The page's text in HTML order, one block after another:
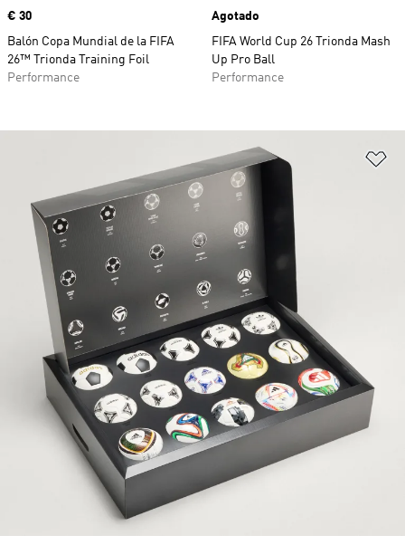
Precio
€ 30
Balón Copa Mundial de la FIFA
26™ Trionda Training Foil
Performance
Agotado
FIFA World Cup 26 Trionda Mash
Up Pro Ball
Performance